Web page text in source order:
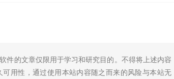
件的文章仅限用于学习和研究目的。不得将上述内容
用性，通过使用本站内容随之而来的风险与本站无